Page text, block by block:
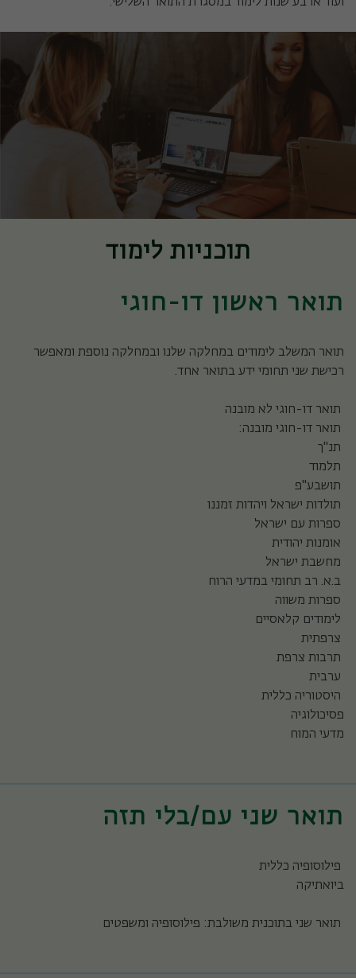
תוכניות לימוד
תואר ראשון דו-חוגי
תואר המשלב לימודים במחלקה שלנו ובמחלקה נוספת ומאפשר
רכישת שני תחומי ידע בתואר אחד.
תואר דו-חוגי לא מובנה
תואר דו-חוגי מובנה:
תנ"ך
תלמוד
תושבע"פ
תולדות ישראל ויהדות זמננו
ספרות עם ישראל
אומנות יהודית
מחשבת ישראל
ב.א. רב תחומי במדעי הרוח
ספרות משווה
לימודים קלאסיים
צרפתית
תרבות צרפת
ערבית
היסטוריה כללית
פסיכולוגיה
מדעי המוח
תואר שני עם/בלי תזה
פילוסופיה כללית
ביואתיקה
תואר שני בתוכנית משולבת: פילוסופיה ומשפטים